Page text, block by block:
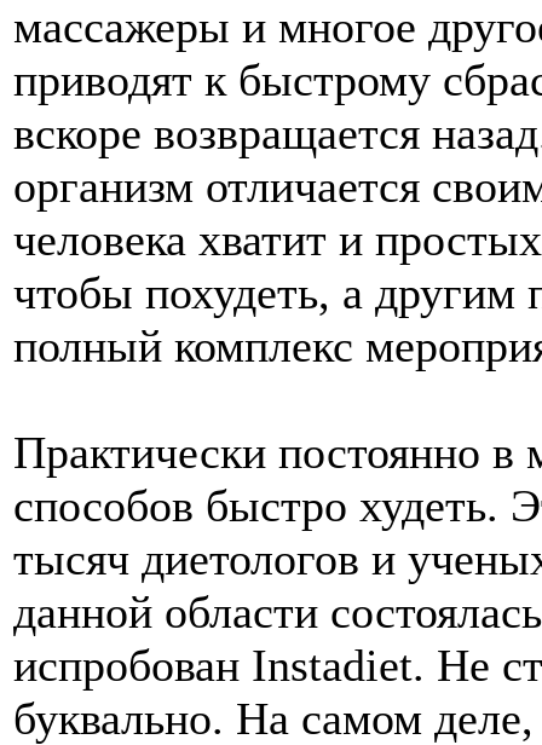
массажеры и многое
приводят к быстрому
вскоре возвращается
организм отличается
человека хватит и
чтобы похудеть, а другим
полный комплекс
Практически постоянно
способов быстро худеть.
тысяч диетологов и
данной области
испробован Instadiet. Не
буквально. На самом